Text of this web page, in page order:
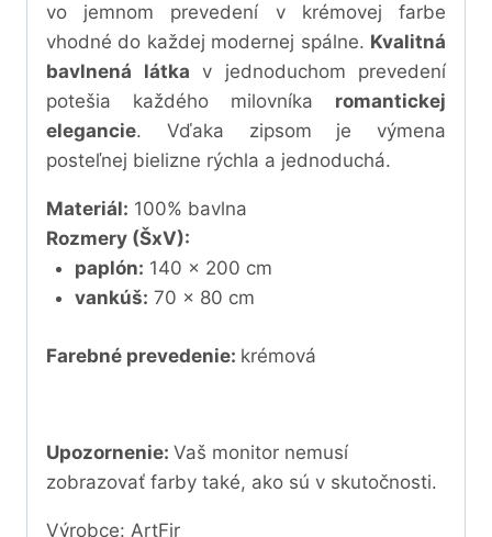
vo jemnom prevedení v krémovej farbe
vhodné do každej modernej spálne. Kvalitná
bavlnená látka v jednoduchom prevedení
potešia každého milovníka
romantickej
elegancie. Vďaka zipsom je výmena
posteľnej bielizne rýchla a jednoduchá.
Materiál: 100% bavlna
Rozmery (ŠxV):
paplón: 140 x 200 cm
vankúš: 70 x 80 cm
Farebné prevedenie: krémová
Upozornenie: Vaš monitor nemusí
zobrazovať farby také, ako sú v skutočnosti.
Výrobce: ArtFir